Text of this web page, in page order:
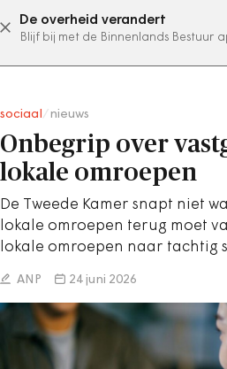
De overheid verandert
Blijf bij met de Binnenlands Bestuur
abonneer nu
sociaal nieuws
Onbegrip over
lokale omroepen
De Tweede Kamer snapt niet
lokale omroepen terug moet
lokale omroepen naar tachtig
ANP 24 juni 2026